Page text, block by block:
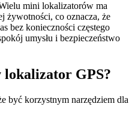
mini lokalizatorów ma
żywotności, co oznacza, że
bez konieczności częstego
umysłu i bezpieczeństwo
lokalizator GPS?
być korzystnym narzędziem dla